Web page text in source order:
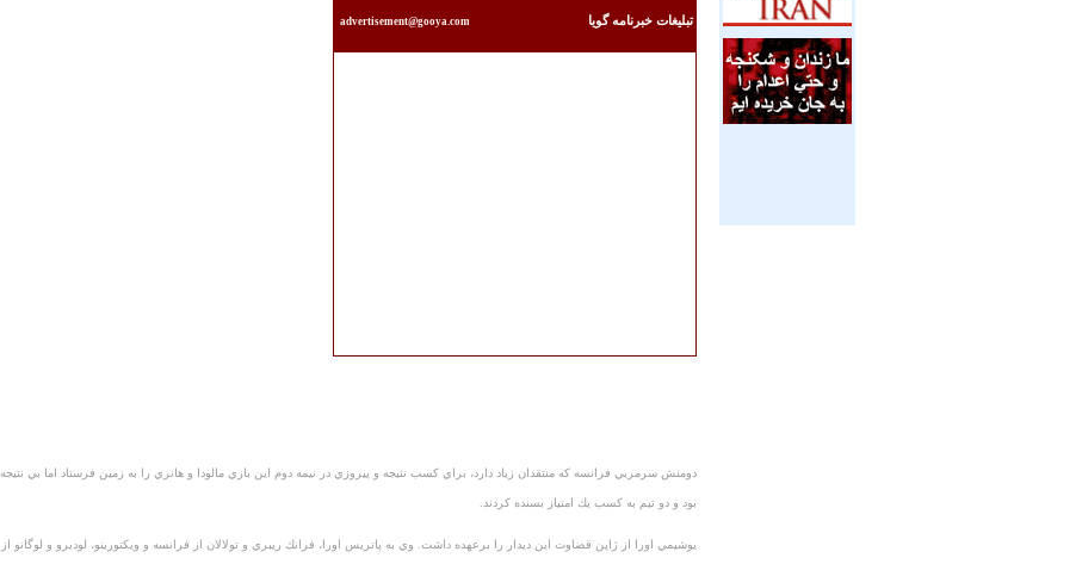
تبليغات خبرنامه گويا advertisement@gooya.com
دومنش سرمربي فرانسه كه منتقدان زياد دارد، براي كسب نتيجه و پيروزي در نيمه دوم اين بازي مالودا و هانري را به زمين فرستاد اما بي نتيجه
بود و دو تيم به كسب يك امتياز بسنده كردند.
يوشيمي اورا از ژاپن قضاوت اين ديدار را برعهده داشت. وي به پاتريس اورا، فرانك ريبري و تولالان از فرانسه و ويكتورينو، لوديرو و لوگانو از